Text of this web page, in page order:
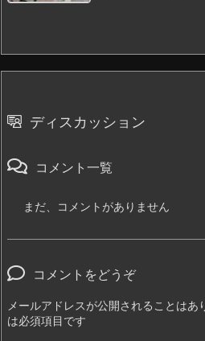
ディスカッション
コメント一覧
まだ、コメントがありません
コメントをどうぞ
メールアドレスが公開されることはあ
は必須項目です